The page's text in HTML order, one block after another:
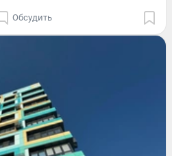
Обсудить